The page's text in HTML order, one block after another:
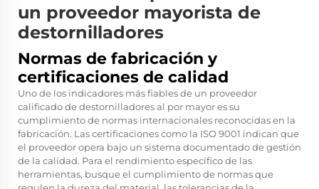
un proveedor mayorista de
destornilladores
Normas de fabricación y
certificaciones de calidad
Uno de los indicadores más fiables de un proveedor
calificado de destornilladores al por mayor es su
cumplimiento de normas internacionales reconocidas en la
fabricación. Las certificaciones como la ISO 9001 indican que
el proveedor opera bajo un sistema documentado de gestión
de la calidad. Para el rendimiento específico de las
herramientas, busque el cumplimiento de normas que